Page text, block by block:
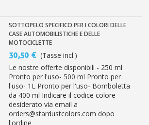
SOTTOPELO SPECIFICO PER I COLORI DELLE
CASE AUTOMOBILISTICHE E DELLE
MOTOCICLETTE
30,50 € (Tasse incl.)
Le nostre offerte disponibili - 250 ml
Pronto per l'uso- 500 ml Pronto per
l'uso- 1L Pronto per l'uso- Bomboletta
da 400 ml Indicare il codice colore
desiderato via email a
orders@stardustcolors.com dopo
l'ordine